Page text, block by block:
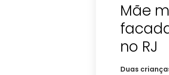
Mãe
no RJ
Duas